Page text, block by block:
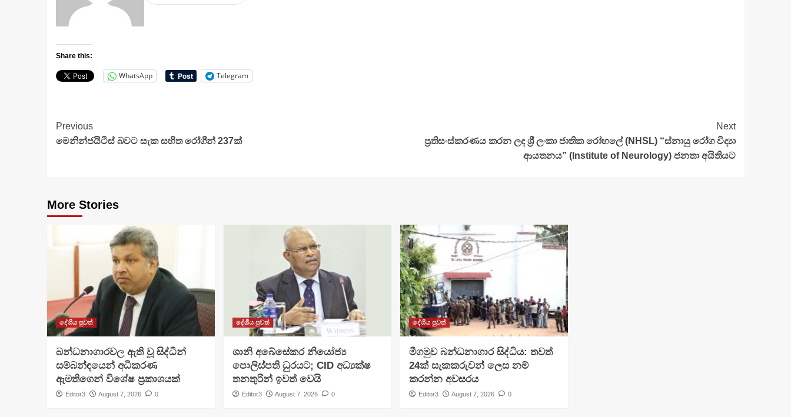
Share this:
WhatsApp Telegram
Continue
Reading
Previous
මෙනින්ජයිටීස් බවට සැක සහිත රෝගීන් 237ක්
Next
ප්‍රතිසංස්කරණය කරන ලද ශ්‍රී ලංකා ජාතික රෝහලේ (NHSL) “ස්නායු රෝග විද්‍යා
ආයතනය” (Institute of Neurology) ජනතා අයිතියට
More Stories
දේශීය පුවත්
බන්ධනාගාරවල ඇති වූ සිද්ධීන්
සම්බන්ඳයෙන් අධිකරණ
ඇමතිගෙන් විශේෂ ප්‍රකාශයක්
Editor3 August 7, 2026 0
දේශීය පුවත්
ශානි අබේසේකර නියෝජ්‍ය
පොලිස්පති ධුරයට; CID අධ්‍යක්ෂ
තනතුරින් ඉවත් වෙයි
Editor3 August 7, 2026 0
දේශීය පුවත්
මීගමුව බන්ධනාගාර සිද්ධිය: තවත්
24ක් සැකකරුවන් ලෙස නම්
කරන්න අවසරය
Editor3 August 7, 2026 0